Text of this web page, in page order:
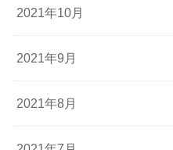
2021年10月
2021年9月
2021年8月